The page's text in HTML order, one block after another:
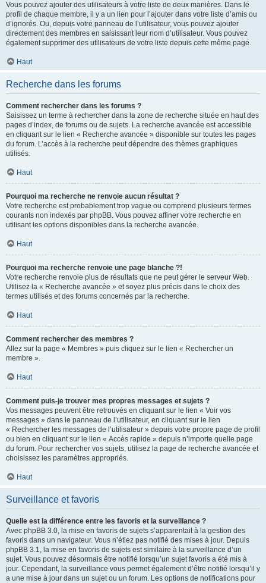
Vous pouvez ajouter des utilisateurs à votre liste de deux manières. Dans le
profil de chaque membre, il y a un lien pour l’ajouter dans votre liste d’amis ou
d’ignorés. Ou, depuis votre panneau de l’utilisateur, vous pouvez ajouter
directement des membres en saisissant leur nom d’utilisateur. Vous pouvez
également supprimer des utilisateurs de votre liste depuis cette même page.
Haut
Recherche dans les forums
Comment rechercher dans les forums ?
Saisissez un terme à rechercher dans la zone de recherche située en haut des
pages d’index, de forums ou de sujets. La recherche avancée est accessible
en cliquant sur le lien « Recherche avancée » disponible sur toutes les pages
du forum. L’accès à la recherche peut dépendre des thèmes graphiques
utilisés.
Haut
Pourquoi ma recherche ne renvoie aucun résultat ?
Votre recherche est probablement trop vague ou comprend plusieurs termes
courants non indexés par phpBB. Vous pouvez affiner votre recherche en
utilisant les options disponibles dans la recherche avancée.
Haut
Pourquoi ma recherche renvoie une page blanche ?!
Votre recherche renvoie plus de résultats que ne peut gérer le serveur Web.
Utilisez la « Recherche avancée » et soyez plus précis dans le choix des
termes utilisés et des forums concernés par la recherche.
Haut
Comment rechercher des membres ?
Allez sur la page « Membres » puis cliquez sur le lien « Rechercher un
membre ».
Haut
Comment puis-je trouver mes propres messages et sujets ?
Vos messages peuvent être retrouvés en cliquant sur le lien « Voir vos
messages » dans le panneau de l’utilisateur, en cliquant sur le lien
« Rechercher les messages de l’utilisateur » depuis votre propre page de profil
ou bien en cliquant sur le lien « Accès rapide » depuis n’importe quelle page
du forum. Pour rechercher vos sujets, utilisez la page de recherche avancée et
choisissez les paramètres appropriés.
Haut
Surveillance et favoris
Quelle est la différence entre les favoris et la surveillance ?
Avec phpBB 3.0, la mise en favoris de sujets s’apparentait à la gestion des
favoris dans un navigateur. Vous n’étiez pas notifié des mises à jour. Depuis
phpBB 3.1, la mise en favoris de sujets est similaire à la surveillance d’un
sujet. Vous pouvez désormais être notifié lorsqu’un sujet favoris a été mis à
jour. Cependant, la surveillance vous permet également d’être notifié lorsqu’il y
a une mise à jour dans un sujet ou un forum. Les options de notifications pour